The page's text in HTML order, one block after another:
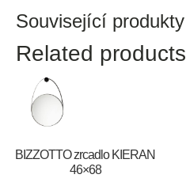
Související produkty
Related products
BIZZOTTO zrcadlo KIERAN
46×68